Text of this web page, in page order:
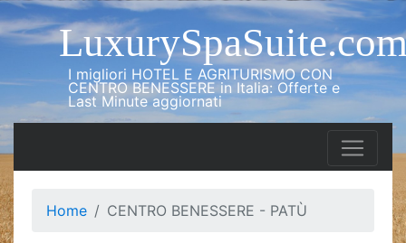
I migliori HOTEL E AGRITURISMO CON
CENTRO BENESSERE in Italia: Offerte e
Last Minute aggiornati
Home CENTRO BENESSERE - PATÙ